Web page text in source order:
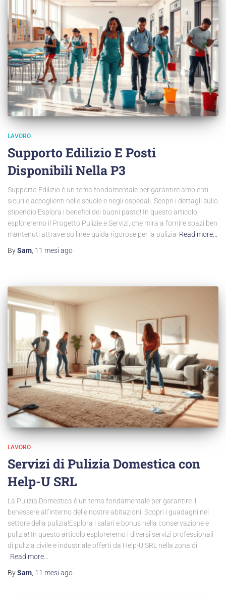
LAVORO
Supporto Edilizio E Posti
Disponibili Nella P3
Supporto Edilizio è un tema fondamentale per garantire ambienti
sicuri e accoglienti nelle scuole e negli ospedali. Scopri i dettagli sullo
stipendio!Esplora i benefici dei buoni pasto! In questo articolo,
esploreremo il Progetto Pulizie e Servizi, che mira a fornire spazi ben
mantenuti attraverso linee guida rigorose per la pulizia Read more…
BySam, 11 mesi ago
LAVORO
Servizi di Pulizia Domestica con
Help-U SRL
La Pulizia Domestica è un tema fondamentale per garantire il
benessere all’interno delle nostre abitazioni. Scopri i guadagni nel
settore della pulizia!Esplora i salari e bonus nella conservazione e
pulizia! In questo articolo esploreremo i diversi servizi professionali
di pulizia civile e industriale offerti da Help-U SRL nella zona di
Read more…
BySam 11 mesi ago